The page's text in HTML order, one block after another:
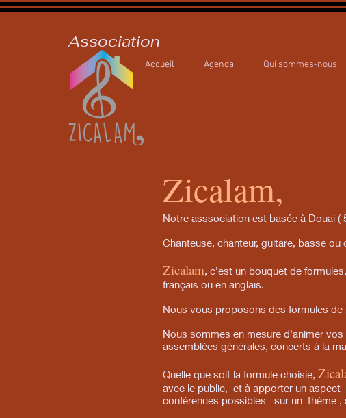
Association
Zicalam,
Notre asssociation est basée à Douai (
Chanteuse, chanteur, guitare, basse
Zicalam, c’est un bouquet de
français ou en anglais.
Nous vous proposons des formules
Nous sommes en mesure d'animer
assemblées générales, concerts à la
Quelle que soit la formule choisie,
avec le public, et à apporter un aspect
conférences possibles sur un thème ,
Accueil Agenda Qui sommes-nous